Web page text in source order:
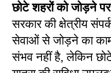
छोटे शहरों को जोड़ने
सरकार की क्षेत्रीय
सेवाओं से जोड़ने का काम
संभव नहीं है, लेकिन